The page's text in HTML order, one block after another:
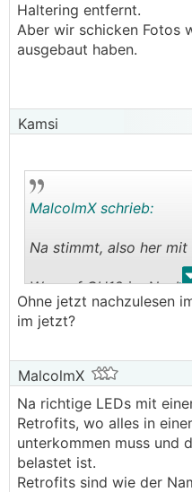
Haltering entfernt.
Aber wir schicken Fotos
ausgebaut haben.
Kamsi
.
MalcolmX schrieb:
Na stimmt, also her
Wer auf GU10 im
leider nicht hier im
Ohne jetzt nachzulesen
im jetzt?
MalcolmX
Na richtige LEDs mit
Retrofits, wo alles in
unterkommen muss und
belastet ist.
Retrofits sind wie der